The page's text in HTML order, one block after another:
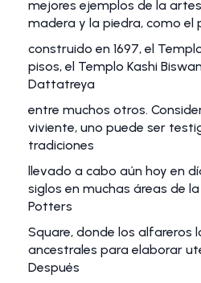
mejores ejemplos de la
madera y la piedra, como el
construido en 1697, el
pisos, el Templo Kashi
Dattatreya
entre muchos otros.
viviente, uno puede ser
tradiciones
llevado a cabo aún hoy en
siglos en muchas áreas de
Potters
Square, donde los alfareros
ancestrales para elaborar
Después